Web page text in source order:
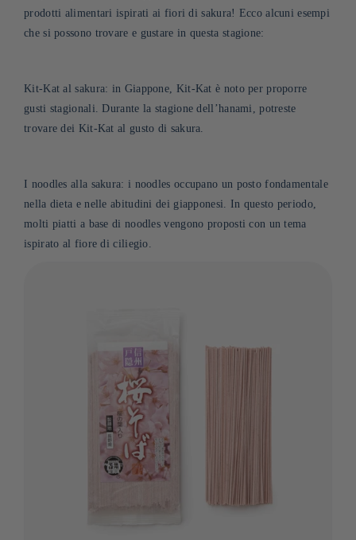
prodotti alimentari ispirati ai fiori di sakura! Ecco alcuni esempi
che si possono trovare e gustare in questa stagione:
Kit-Kat al sakura: in Giappone, Kit-Kat è noto per proporre
gusti stagionali. Durante la stagione dell’hanami, potreste
trovare dei Kit-Kat al gusto di sakura.
I noodles alla sakura: i noodles occupano un posto fondamentale
nella dieta e nelle abitudini dei giapponesi. In questo periodo,
molti piatti a base di noodles vengono proposti con un tema
ispirato al fiore di ciliegio.